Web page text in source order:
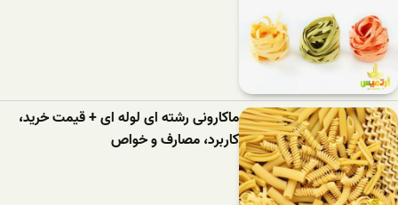
ماکارونی رشته ای لوله ای + قیمت خرید،
کاربرد، مصارف و خواص